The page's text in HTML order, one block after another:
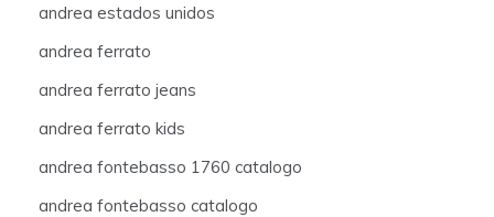
andrea estados unidos
andrea ferrato
andrea ferrato jeans
andrea ferrato kids
andrea fontebasso 1760 catalogo
andrea fontebasso catalogo